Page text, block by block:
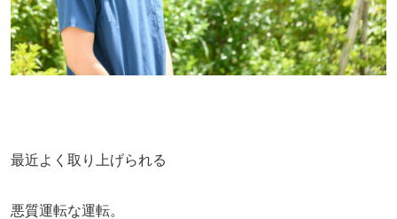
最近よく取り上げられる
悪質運転な運転。